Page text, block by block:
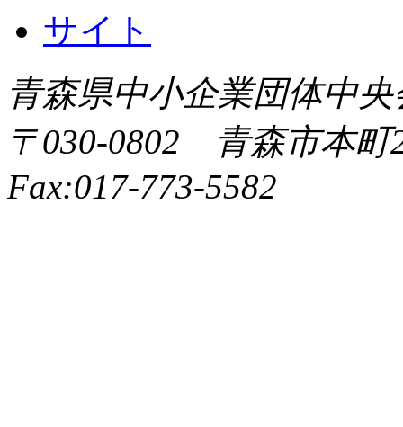
青森県中小企業団体中
〒030-0802 青森市本
Fax:017-773-5582